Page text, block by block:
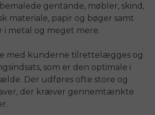
gentande, møbler, skind,
materiale, papir og bøger samt
metal og meget mere.
med kunderne tilrettelægges og
som er den optimale i
Der udføres ofte store og
der kræver gennemtænkte